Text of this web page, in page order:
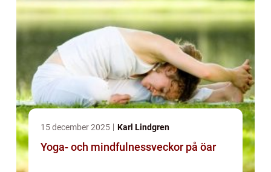
15 december 2025 Karl Lindgren
Yoga- och mindfulnessveckor på öar